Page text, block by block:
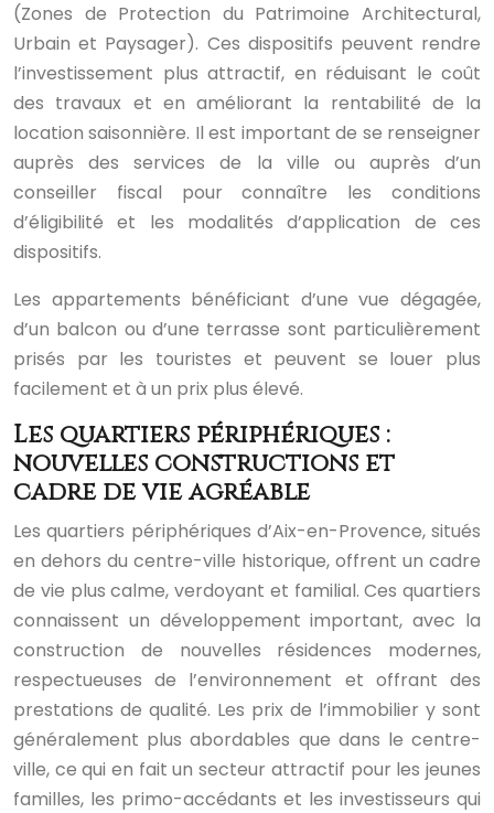
(Zones de Protection du Patrimoine Architectural,
Urbain et Paysager). Ces dispositifs peuvent rendre
l’investissement plus attractif, en réduisant le coût
des travaux et en améliorant la rentabilité de la
location saisonnière. Il est important de se renseigner
auprès des services de la ville ou auprès d’un
conseiller fiscal pour connaître les conditions
d’éligibilité et les modalités d’application de ces
dispositifs.
Les appartements bénéficiant d’une vue dégagée,
d’un balcon ou d’une terrasse sont particulièrement
prisés par les touristes et peuvent se louer plus
facilement et à un prix plus élevé.
Les quartiers périphériques :
nouvelles constructions et
cadre de vie agréable
Les quartiers périphériques d’Aix-en-Provence, situés
en dehors du centre-ville historique, offrent un cadre
de vie plus calme, verdoyant et familial. Ces quartiers
connaissent un développement important, avec la
construction de nouvelles résidences modernes,
respectueuses de l’environnement et offrant des
prestations de qualité. Les prix de l’immobilier y sont
généralement plus abordables que dans le centre-
ville, ce qui en fait un secteur attractif pour les jeunes
familles, les primo-accédants et les investisseurs qui